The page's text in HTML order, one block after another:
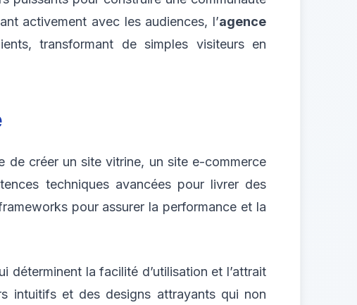
activement avec les audiences, l’agence
transformant de simples visiteurs en
de créer un site vitrine, un site e-commerce
techniques avancées pour livrer des
pour assurer la performance et la
déterminent la facilité d’utilisation et l’attrait
intuitifs et des designs attrayants qui non